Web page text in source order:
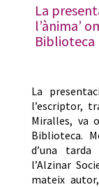
La
l’ànima’
Biblioteca
La
l’escriptor,
Miralles, va
Biblioteca.
d’una
l’Alzinar
mateix